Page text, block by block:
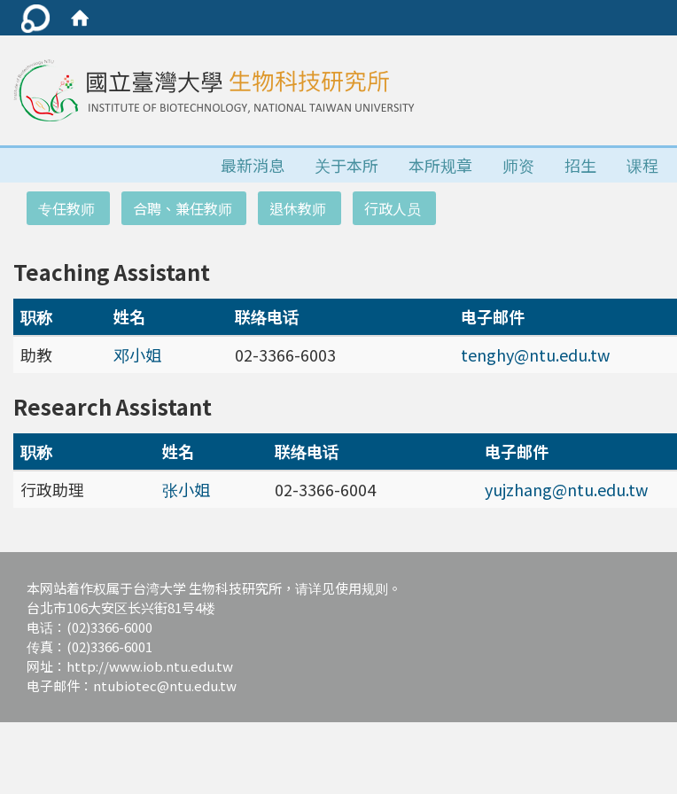
最新消息 关于本所 本所规章 师资 招生 课程
专任教师 合聘、兼任教师 退休教师 行政人员
Teaching Assistant
职称 姓名 联络电话 电子邮件
助教
邓小姐 02-3366-6003 tenghy@ntu.edu.tw
Research Assistant
职称 姓名 联络电话 电子邮件
行政助理
张小姐 02-3366-6004 yujzhang@ntu.edu.tw
本网站着作权属于台湾大学 生物科技研究所，请详见使用规则。
台北市106大安区长兴街81号4楼
电话：(02)3366-6000
传真：(02)3366-6001
网址：http://www.iob.ntu.edu.tw
电子邮件：ntubiotec@ntu.edu.tw